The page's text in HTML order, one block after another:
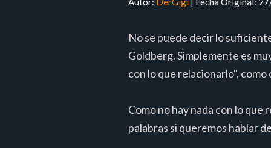
No se puede decir lo
Goldberg. Simplemente es
con lo que relacionarlo", como
Como no hay nada con lo
palabras si queremos hablar